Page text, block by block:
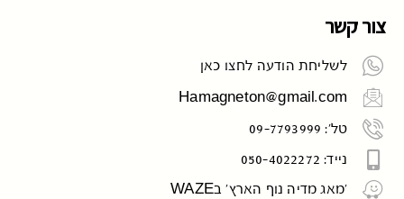
צור קשר
לשליחת הודעה לחצו כאן
Hamagneton@gmail.com
טל': 09-7793999
נייד: 050-4022272
'מאג מדיה נוף הארץ' בWAZE